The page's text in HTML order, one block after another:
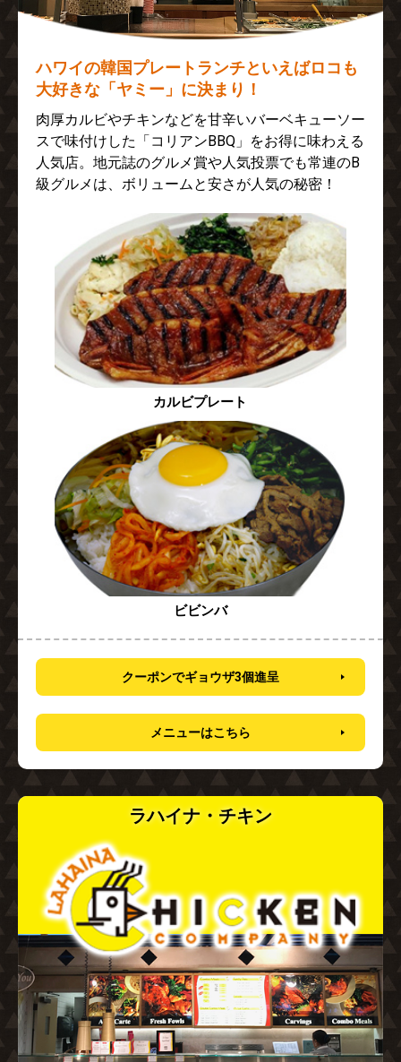
ハワイの韓国プレートランチといえばロコも
大好きな「ヤミー」に決まり！
肉厚カルビやチキンなどを甘辛いバーベキューソー
スで味付けした「コリアンBBQ」をお得に味わえる
人気店。地元誌のグルメ賞や人気投票でも常連のB
級グルメは、ボリュームと安さが人気の秘密！
カルビプレート
ビビンバ
クーポンでギョウザ3個進呈
メニューはこちら
ラハイナ・チキン